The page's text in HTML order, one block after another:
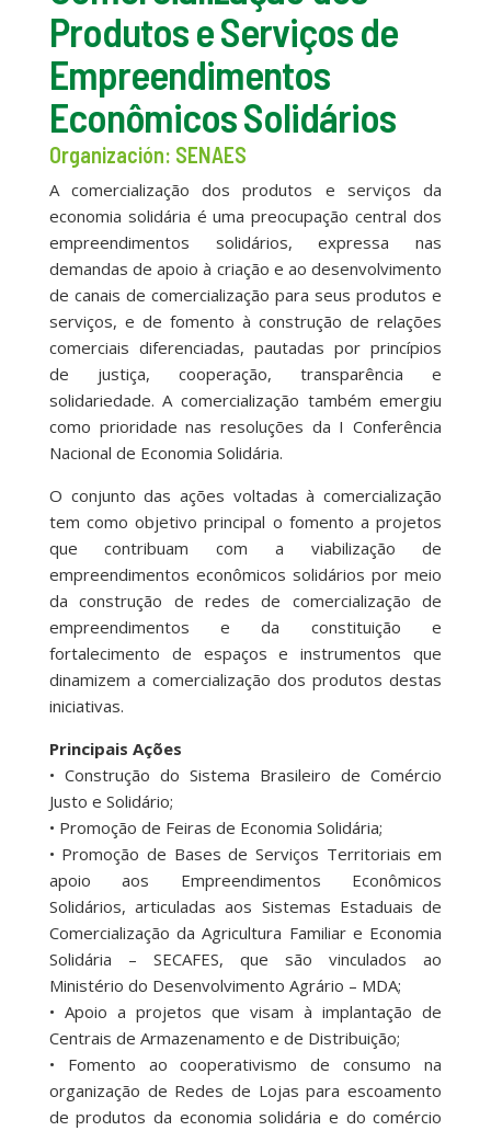
Produtos e Serviços de
Empreendimentos
Econômicos Solidários
Organización: SENAES
A comercialização dos produtos e serviços da
economia solidária é uma preocupação central dos
empreendimentos solidários, expressa nas
demandas de apoio à criação e ao desenvolvimento
de canais de comercialização para seus produtos e
serviços, e de fomento à construção de relações
comerciais diferenciadas, pautadas por princípios
de justiça, cooperação, transparência e
solidariedade. A comercialização também emergiu
como prioridade nas resoluções da I Conferência
Nacional de Economia Solidária.
O conjunto das ações voltadas à comercialização
tem como objetivo principal o fomento a projetos
que contribuam com a viabilização de
empreendimentos econômicos solidários por meio
da construção de redes de comercialização de
empreendimentos e da constituição e
fortalecimento de espaços e instrumentos que
dinamizem a comercialização dos produtos destas
iniciativas.
Principais Ações
• Construção do Sistema Brasileiro de Comércio
Justo e Solidário;
• Promoção de Feiras de Economia Solidária;
• Promoção de Bases de Serviços Territoriais em
apoio aos Empreendimentos Econômicos
Solidários, articuladas aos Sistemas Estaduais de
Comercialização da Agricultura Familiar e Economia
Solidária – SECAFES, que são vinculados ao
Ministério do Desenvolvimento Agrário – MDA;
• Apoio a projetos que visam à implantação de
Centrais de Armazenamento e de Distribuição;
• Fomento ao cooperativismo de consumo na
organização de Redes de Lojas para escoamento
de produtos da economia solidária e do comércio